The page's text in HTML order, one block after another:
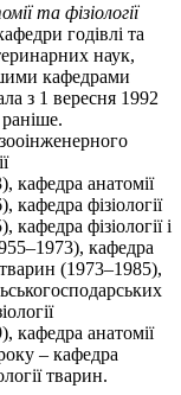
та фізіології
годівлі та
наук,
кафедрами
з 1 вересня 1992
раніше.
кафедра анатомії
кафедра фізіології
фізіології і
кафедра
тварин (1973–1985),
кафедра анатомії
– кафедра
тварин.